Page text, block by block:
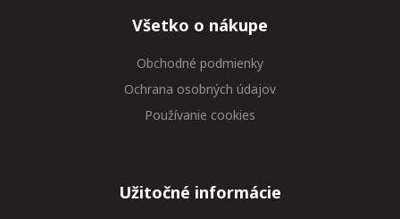
Všetko o nákupe
Obchodné podmienky
Ochrana osobných údajov
Používanie cookies
Užitočné informácie